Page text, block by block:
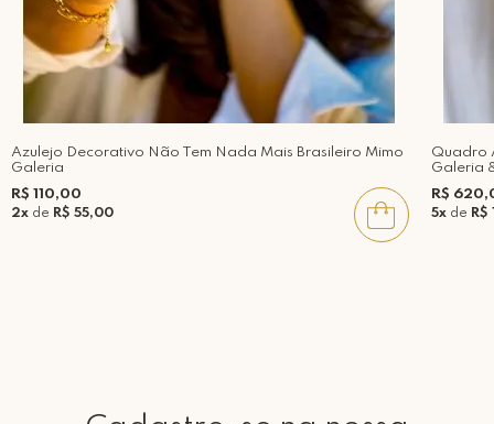
Azulejo Decorativo Não Tem Nada Mais Brasileiro Mimo
Galeria
R$ 110,00
2x de R$ 55,00
Quadro
Galeria
R$
5xde R$